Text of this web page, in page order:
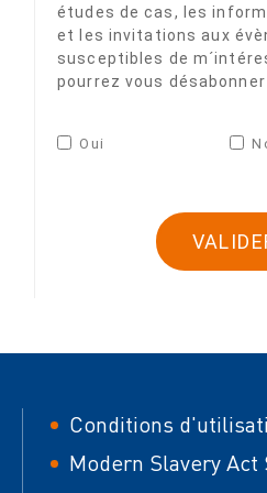
études de cas, les
et les invitations aux
susceptibles de
pourrez vous
Oui
Conditions
Modern Slavery Act